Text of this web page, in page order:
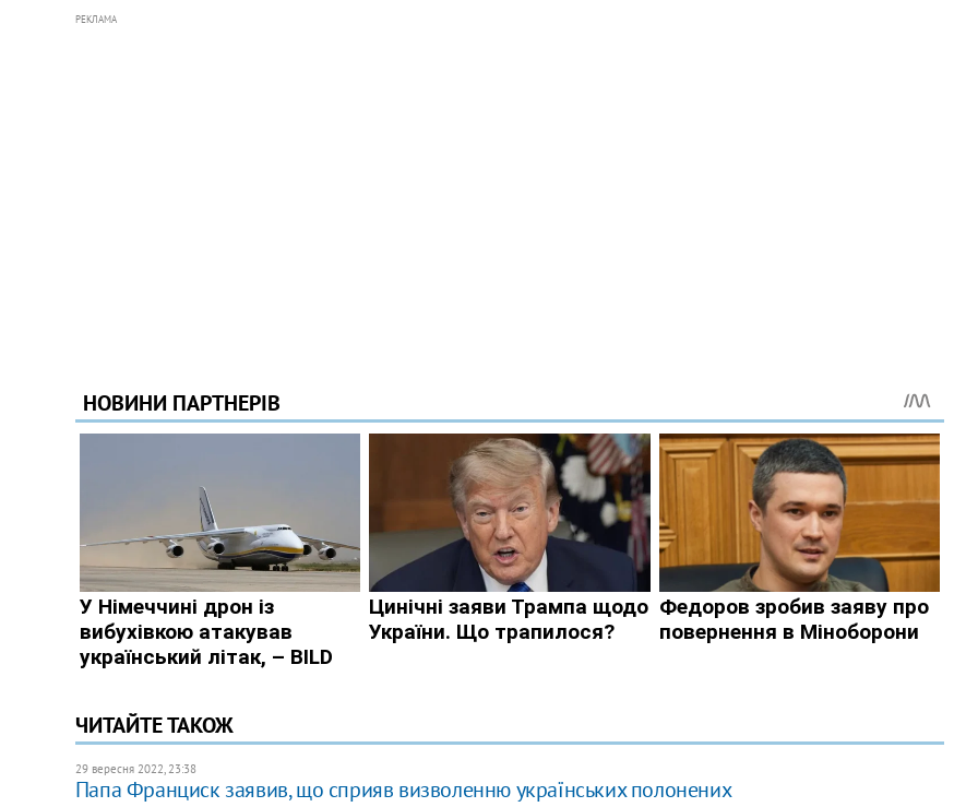
РЕКЛАМА
ЧИТАЙТЕ ТАКОЖ
29 вересня 2022, 23:38
Папа Франциск заявив, що сприяв визволенню українських полонених